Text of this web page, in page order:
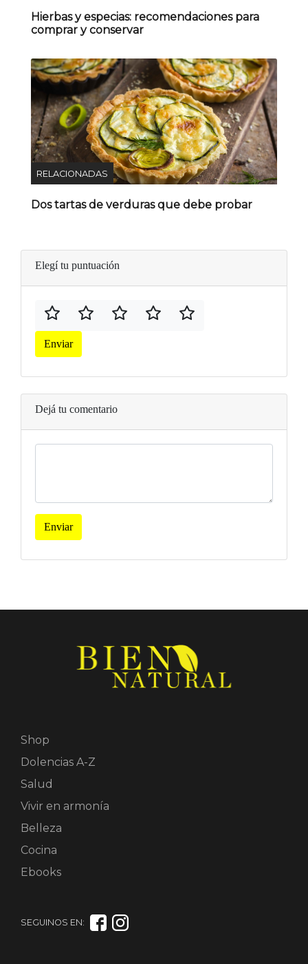
Hierbas y especias: recomendaciones para
comprar y conservar
RELACIONADAS
Dos tartas de verduras que debe probar
Elegí tu puntuación
Enviar
Dejá tu comentario
Enviar
Shop
Dolencias A-Z
Salud
Vivir en armonía
Belleza
Cocina
Ebooks
SEGUINOS EN: